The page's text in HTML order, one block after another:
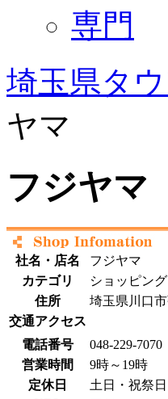
専門
埼玉県タ
ヤマ
フジヤマ
社名・店名
フジヤマ
カテゴリ
ショッピン
住所
埼玉県川口
交通アクセス
電話番号
048-229-7070
営業時間
9時～19時
定休日
土日・祝祭日